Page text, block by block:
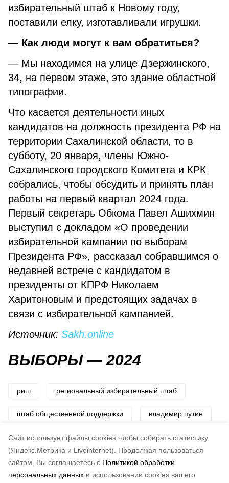
Cайт использует файлы cookies чтобы собирать статистику
(Яндекс.Метрика и Liveinternet).
Продолжая пользоваться
сайтом, Вы соглашаетесь с Политикой обработки
персональных данных и использовании cookies вашего
избирательный штаб к Новому году,
поставили елку, изготавливали игрушки.
— Как люди могут к вам обратиться?
— Мы находимся на улице Дзержинского,
34, на первом этаже, это здание областной
типографии.
Что касается деятельности иных
кандидатов на должность президента РФ на
территории Сахалинской области, то в
субботу, 20 января, члены Южно-
Сахалинского городского Комитета и КРК
собрались, чтобы обсудить и принять план
работы на первый квартал 2024 года.
Первый секретарь Обкома Павел Ашихмин
выступил с докладом «О проведении
избирательной кампании по выборам
Президента РФ», рассказал собравшимся о
недавней встрече с кандидатом в
президенты от КПРФ Николаем
Харитоновым и предстоящих задачах в
связи с избирательной кампанией.
Источник: Sakh.online
ВЫБОРЫ — 2024
риш региональный избирательный штаб
штаб общественной поддержки владимир путин
выборы2024
по оценке